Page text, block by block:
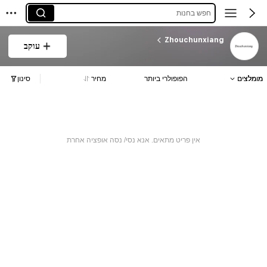
חפש בחנות
Zhouchunxiang
עוקב
מומלצים הפופולרי ביותר מחיר סינון
אין פריט מתאים. אנא נסי/ נסה אופציה אחרת